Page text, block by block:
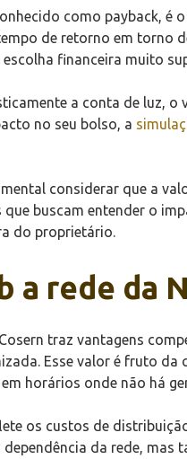
como payback, é
de retorno em torno
financeira muito
a conta de luz,
no seu bolso, a
considerar que a
buscam entender o
do proprietário.
a rede da
traz vantagens
Esse valor é fruto
horários onde não há
os custos de
dependência da rede,